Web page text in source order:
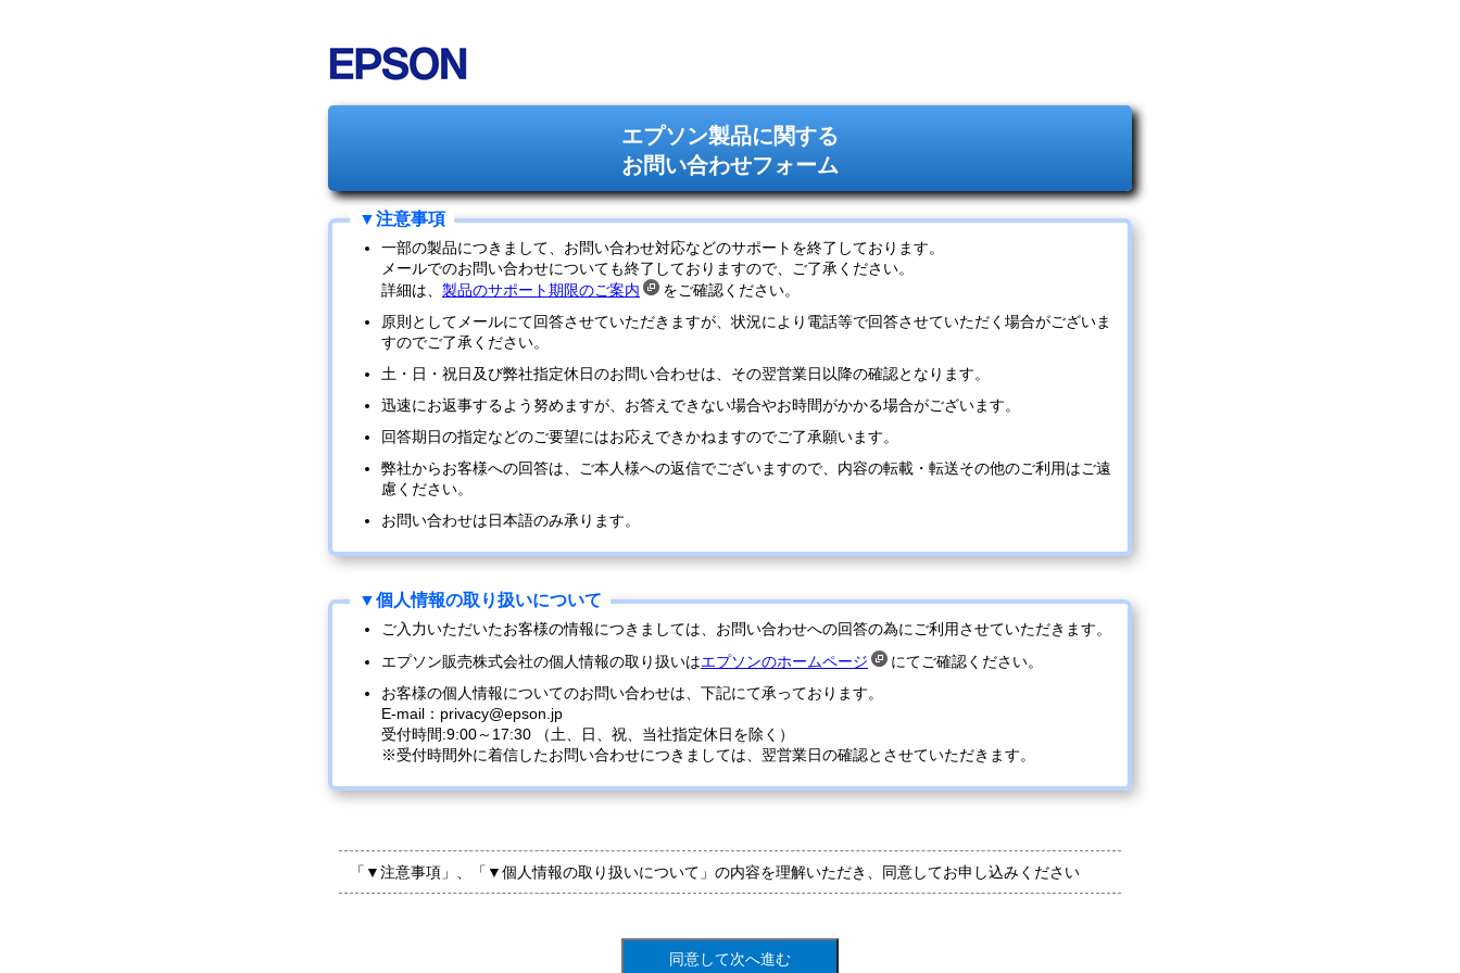
エプソン製品に関する
お問い合わせフォーム
一部の製品につきまして、お問い合わせ対応などのサポートを終了しております。
メールでのお問い合わせについても終了しておりますので、ご了承ください。
詳細は、 製品のサポート期限のご案内
をご確認ください。
原則としてメールにて回答させていただきますが、状況により電話等で回答させていただく場合がございま
すのでご了承ください。
土・日・祝日及び弊社指定休日のお問い合わせは、その翌営業日以降の確認となります。
迅速にお返事するよう努めますが、お答えできない場合やお時間がかかる場合がございます。
回答期日の指定などのご要望にはお応えできかねますのでご了承願います。
弊社からお客様への回答は、ご本人様への返信でございますので、内容の転載・転送その他のご利用はご遠
慮ください。
お問い合わせは日本語のみ承ります。
ご入力いただいたお客様の情報につきましては、お問い合わせへの回答の為にご利用させていただきます。
エプソン販売株式会社の個人情報の取り扱いはエプソンのホームページ
にてご確認ください。
お客様の個人情報についてのお問い合わせは、下記にて承っております。
E-mail：privacy@epson.jp
受付時間:9:00～17:30 （土、日、祝、当社指定休日を除く）
※受付時間外に着信したお問い合わせにつきましては、翌営業日の確認とさせていただきます。
「▼注意事項」、「▼個人情報の取り扱いについて」の内容を理解いただき、同意してお申し込みください